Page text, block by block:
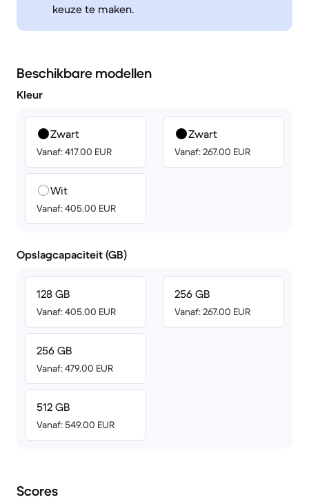
keuze te maken.
Beschikbare modellen
Kleur
Zwart
Vanaf: 417.00 EUR
Wit
Vanaf: 405.00 EUR
Zwart
Vanaf: 267.00 EUR
Opslagcapaciteit (GB)
128 GB
Vanaf: 405.00 EUR
256 GB
Vanaf: 479.00 EUR
512 GB
Vanaf: 549.00 EUR
256 GB
Vanaf: 267.00 EUR
Scores